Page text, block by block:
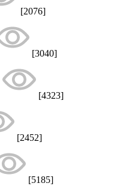
[2076]
[3040]
[4323]
[2452]
[5185]